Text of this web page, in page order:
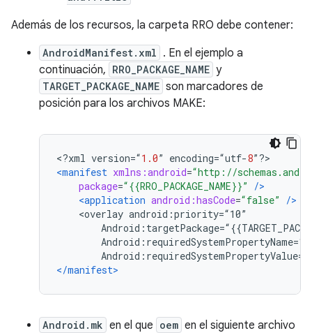
Además de los recursos, la carpeta RRO debe contener:
AndroidManifest.xml . En el ejemplo a
continuación, RRO_PACKAGE_NAME y
TARGET_PACKAGE_NAME son marcadores de
posición para los archivos MAKE:
<?xml version=“1.0” encoding=“utf-8”?>
<manifest xmlns:android=“http://
package=“{{RRO_PACKAGE_NAME}}”
/>
<application android:hasCode=“false”
/>
<overlay android:priority=“10”
Android:requiredSystemPropertyValue=“
</manifest>
Android.mk en el que oem en el siguiente archivo